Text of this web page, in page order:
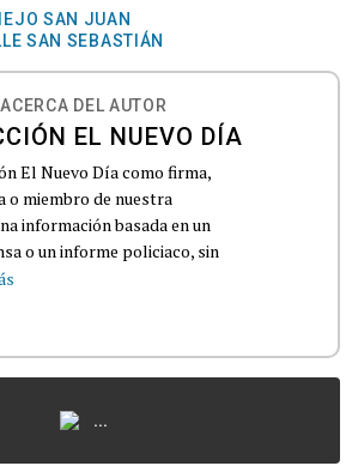
SAN JUAN
SAN SEBASTIÁN
ACERCA DEL AUTOR
EL NUEVO DÍA
El Nuevo Día como firma,
o miembro de nuestra
información basada en un
o un informe policiaco, sin
...